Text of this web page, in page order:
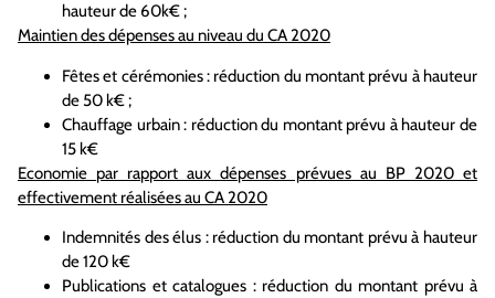
hauteur de 60k€ ;
Maintien des dépenses au niveau du CA 2020
Fêtes et cérémonies : réduction du montant prévu à hauteur
de 50 k€ ;
Chauffage urbain : réduction du montant prévu à hauteur de
15 k€
Economie par rapport aux dépenses prévues au BP 2020 et
effectivement réalisées au CA 2020
Indemnités des élus : réduction du montant prévu à hauteur
de 120 k€
Publications et catalogues : réduction du montant prévu à